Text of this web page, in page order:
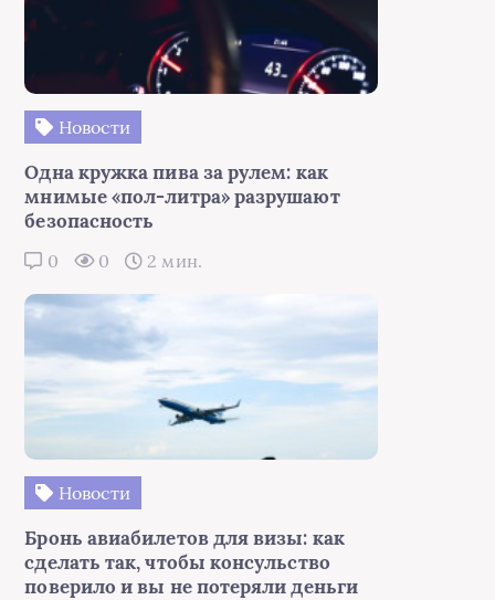
Новости
Одна кружка пива за рулем: как
мнимые «пол-литра» разрушают
безопасность
0 0 2 мин.
Новости
Бронь авиабилетов для визы: как
сделать так, чтобы консульство
поверило и вы не потеряли деньги